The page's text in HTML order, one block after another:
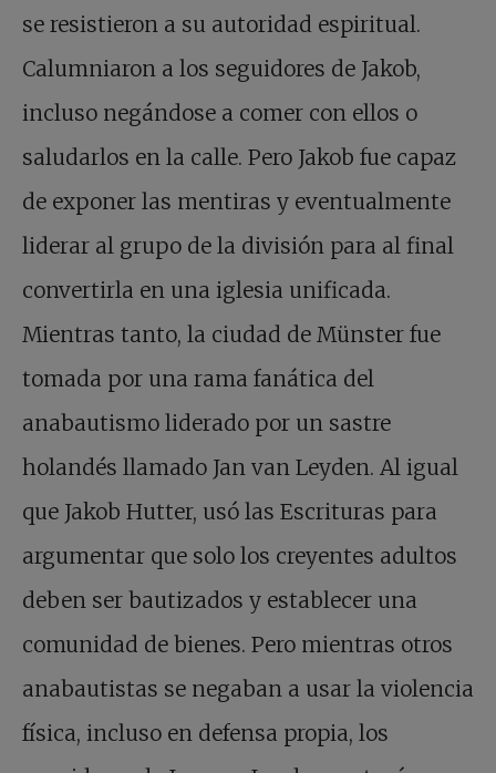
se resistieron a su autoridad espiritual.
Calumniaron a los seguidores de Jakob,
incluso negándose a comer con ellos o
saludarlos en la calle. Pero Jakob fue capaz
de exponer las mentiras y eventualmente
liderar al grupo de la división para al final
convertirla en una iglesia unificada.
Mientras tanto, la ciudad de Münster fue
tomada por una rama fanática del
anabautismo liderado por un sastre
holandés llamado Jan van Leyden. Al igual
que Jakob Hutter, usó las Escrituras para
argumentar que solo los creyentes adultos
deben ser bautizados y establecer una
comunidad de bienes. Pero mientras otros
anabautistas se negaban a usar la violencia
física, incluso en defensa propia, los